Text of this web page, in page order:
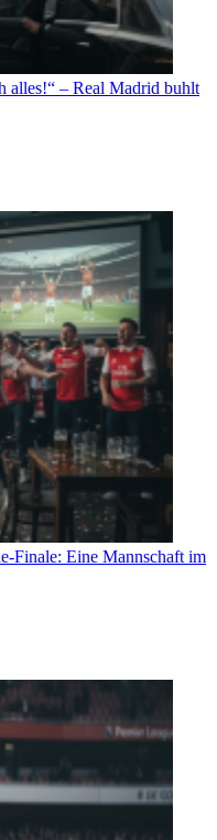
alles!“ – Real Madrid buhlt
Finale: Eine Mannschaft im